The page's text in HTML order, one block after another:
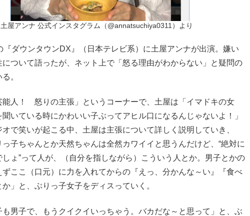
土屋アンナ 公式インスタグラム（@annatsuchiya0311）より
ダウンタウンDX』（日本テレビ系）に土屋アンナが出演。嫌い
について語ったが、ネット上で「怒る理由がわからない」と疑問の
。
人！ 怒りの主張」というコーナーで、土屋は「イマドキの女
いている時にかわいい子ぶってアヒル口になるんじゃないよ！」
で笑いが起こる中、土屋は主張について詳しく説明していき、
っ子ちゃんとか天然ちゃんは全然カワイイと思うんだけど、“絶対に
ょ”って人が、（自分を指しながら）こういう人とか。男子とかの
ここ（口元）に力を入れてからの『えっ、分かんな～い』『食べ
」と、ぶりっ子女子をディスっていく。
男子で、もうクイクイいっちゃう。バカだな～と思って」と、ぶ